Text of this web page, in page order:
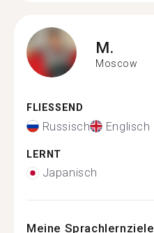
M.
Moscow
FLIESSEND
Russisch Englisch
LERNT
Japanisch
Meine Sprachlernziele